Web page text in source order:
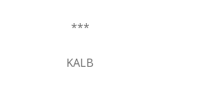
***
KALB